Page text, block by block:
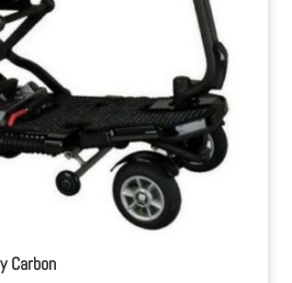
Carbon